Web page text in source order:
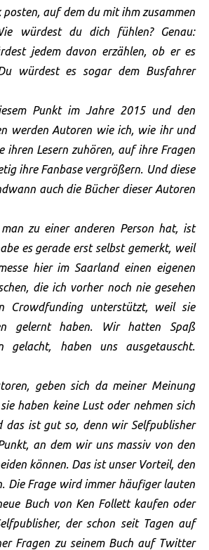
posten, auf dem du mit ihm zusammen
würdest du dich fühlen? Genau:
jedem davon erzählen, ob er es
würdest es sogar dem Busfahrer
Punkt im Jahre 2015 und den
werden Autoren wie ich, wie ihr und
ihren Lesern zuhören, auf ihre Fragen
ihre Fanbase vergrößern. Und diese
auch die Bücher dieser Autoren
zu einer anderen Person hat, ist
es gerade erst selbst gemerkt, weil
hier im Saarland einen eigenen
die ich vorher noch nie gesehen
Crowdfunding unterstützt, weil sie
gelernt haben. Wir hatten Spaß
gelacht, haben uns ausgetauscht.
geben sich da meiner Meinung
haben keine Lust oder nehmen sich
das ist gut so, denn wir Selfpublisher
an dem wir uns massiv von den
können. Das ist unser Vorteil, den
Die Frage wird immer häufiger lauten
Buch von Ken Follett kaufen oder
der schon seit Tagen auf
Fragen zu seinem Buch auf Twitter